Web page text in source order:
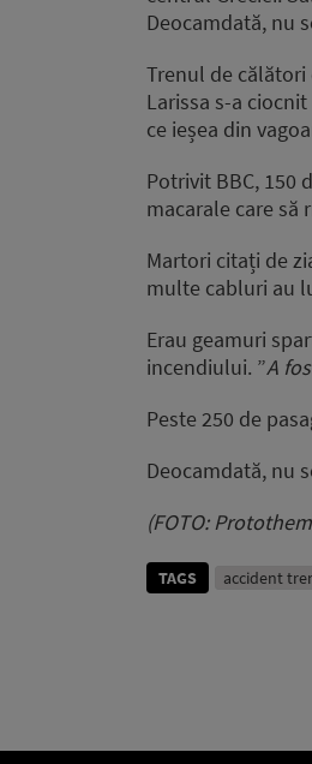
Deocamdată, nu
Trenul de
Larissa s-a
ce ieșea din
Potrivit BBC, 150
macarale care să
Martori citați de
multe cabluri au
Erau geamuri
incendiului. ”A
Peste 250 de
Deocamdată, nu
(FOTO:
TAGS accident